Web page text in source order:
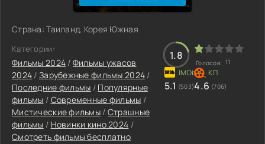
Страна: Таиланд, Корея Южная
Категории:
Фильмы 2024 / Фильмы ужасов
2024 / Зарубежные фильмы 2024 /
Последние фильмы / Популярные
фильмы / Современные фильмы /
Мистические фильмы / Страшные
фильмы / Новинки кино 2024 /
Смотреть фильмы бесплатно
1.8
Голосов: 11
5.1 (503)4.6 (706)